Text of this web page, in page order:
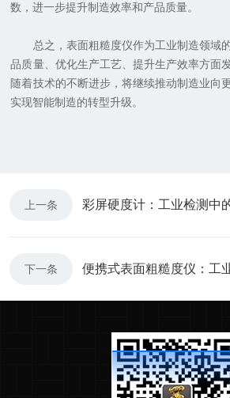
数，进一步提升制造效率和产品质量。
总之，表面粗糙度仪作为工业制造领域
品质量、优化生产工艺、提升生产效率方面
随着技术的不断进步，将继续推动制造业向
实现智能制造的转型升级。
上一条 彩屏硬度计：工业检测中
下一条 便携式表面粗糙度仪：工